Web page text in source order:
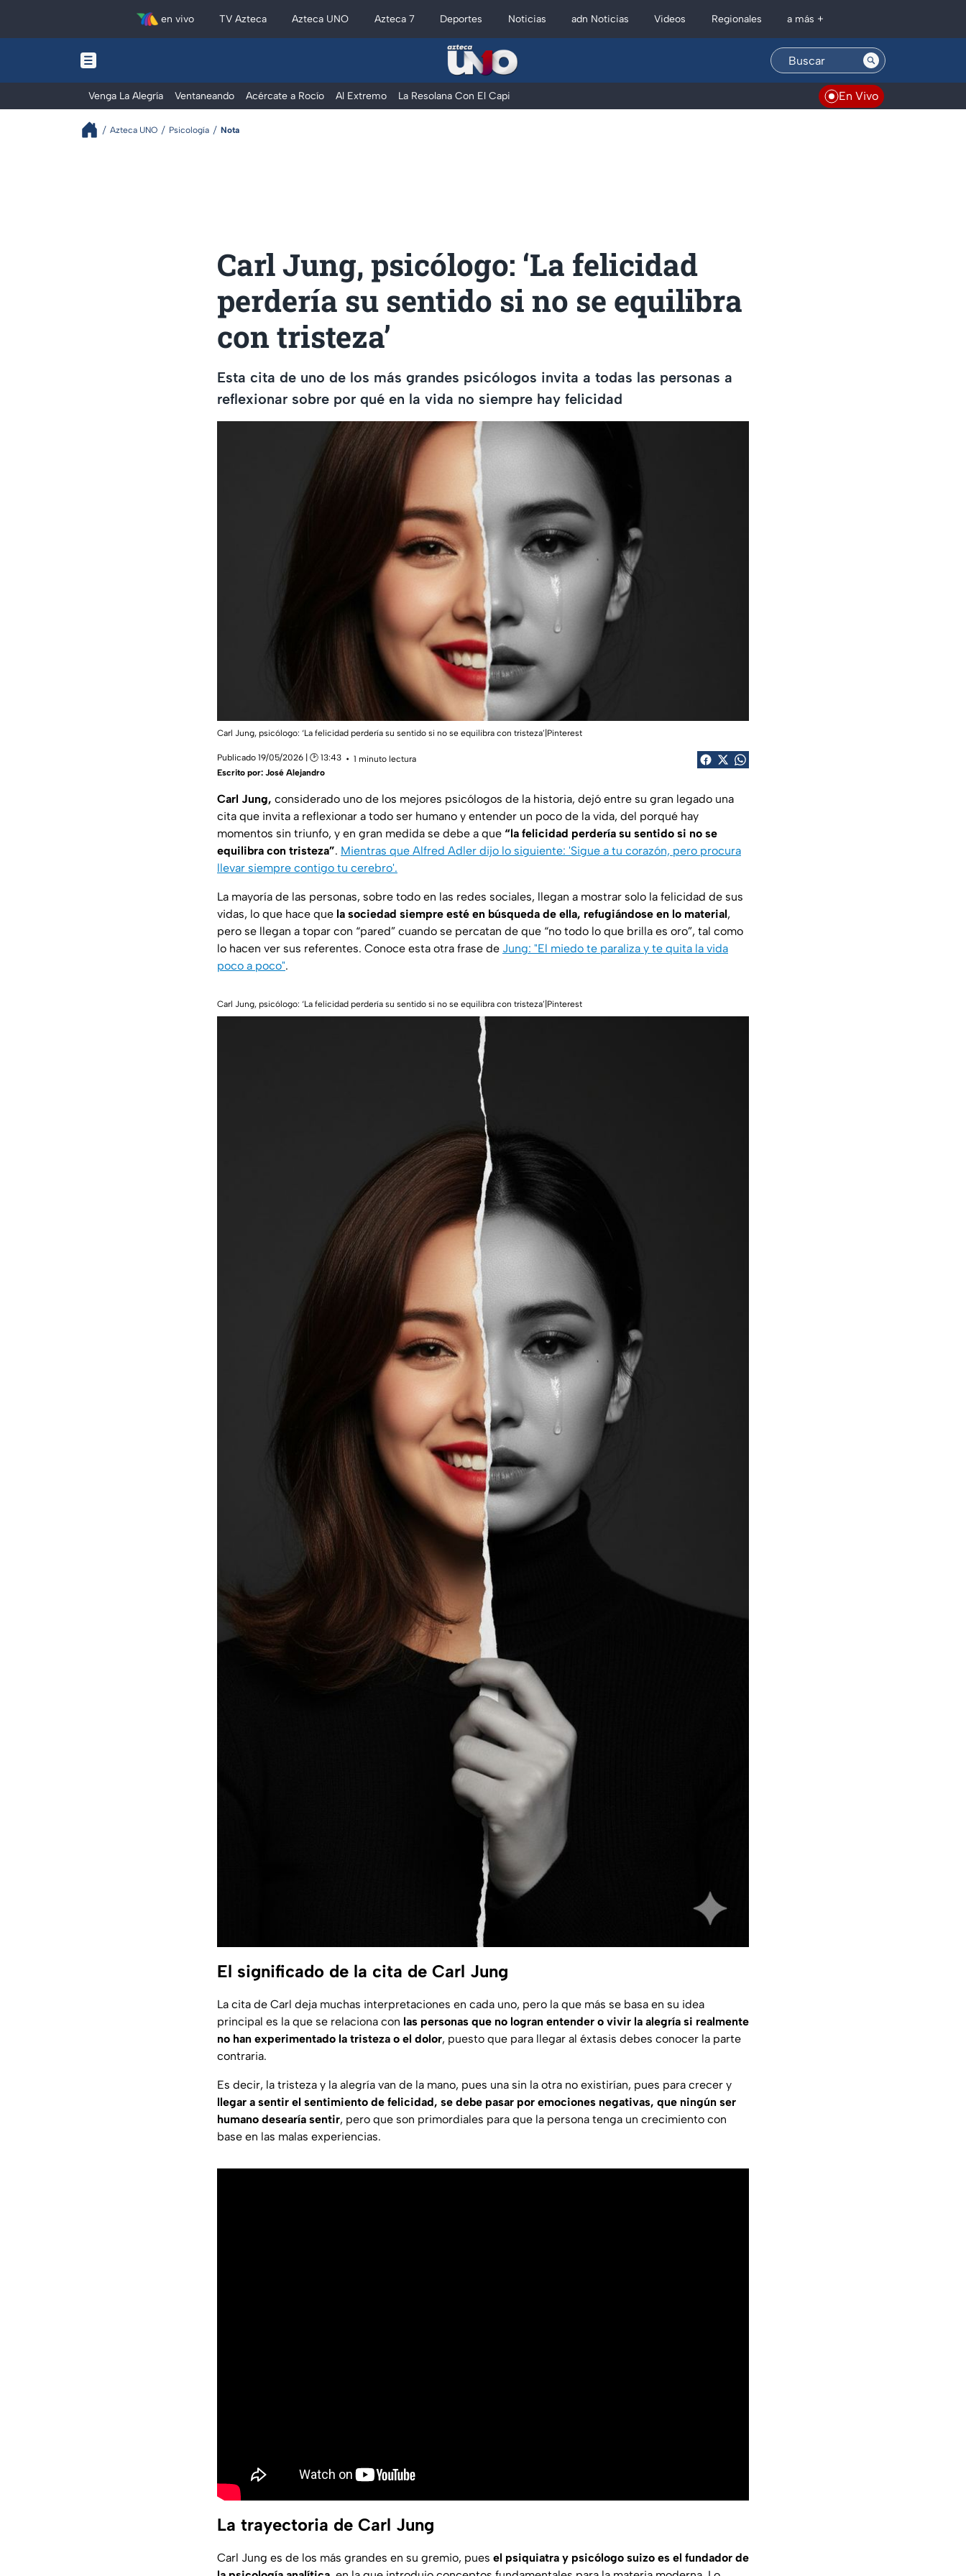
en vivo TV Azteca Azteca UNO Azteca 7 Deportes Noticias adn Noticias Videos Regionales a más +
Venga La Alegría Ventaneando Acércate a Rocío Al Extremo La Resolana Con El Capi En Vivo
Azteca UNO Psicología Nota
Carl Jung, psicólogo: ‘La felicidad
perdería su sentido si no se equilibra
con tristeza’
Esta cita de uno de los más grandes psicólogos invita a todas las personas a
reflexionar sobre por qué en la vida no siempre hay felicidad
Carl Jung, psicólogo: ‘La felicidad perdería su sentido si no se equilibra con tristeza’|Pinterest
Publicado 19/05/2026 | 🕑 13:43
1 minuto lectura
Escrito por: José Alejandro
Carl Jung, considerado uno de los mejores psicólogos de la historia, dejó entre su gran legado una
cita que invita a reflexionar a todo ser humano y entender un poco de la vida, del porqué hay
momentos sin triunfo, y en gran medida se debe a que “la felicidad perdería su sentido si no se
equilibra con tristeza”. Mientras que Alfred Adler dijo lo siguiente: 'Sigue a tu corazón, pero procura
llevar siempre contigo tu cerebro'.
La mayoría de las personas, sobre todo en las redes sociales, llegan a mostrar solo la felicidad de sus
vidas, lo que hace que la sociedad siempre esté en búsqueda de ella, refugiándose en lo material,
pero se llegan a topar con “pared” cuando se percatan de que “no todo lo que brilla es oro”, tal como
lo hacen ver sus referentes. Conoce esta otra frase de Jung: "El miedo te paraliza y te quita la vida
poco a poco".
Carl Jung, psicólogo: ‘La felicidad perdería su sentido si no se equilibra con tristeza’|Pinterest
El significado de la cita de Carl Jung
La cita de Carl deja muchas interpretaciones en cada uno, pero la que más se basa en su idea
principal es la que se relaciona con las personas que no logran entender o vivir la alegría si realmente
no han experimentado la tristeza o el dolor, puesto que para llegar al éxtasis debes conocer la parte
contraria.
Es decir, la tristeza y la alegría van de la mano, pues una sin la otra no existirían, pues para crecer y
llegar a sentir el sentimiento de felicidad, se debe pasar por emociones negativas, que ningún ser
humano desearía sentir, pero que son primordiales para que la persona tenga un crecimiento con
base en las malas experiencias.
La trayectoria de Carl Jung
Carl Jung es de los más grandes en su gremio, pues el psiquiatra y psicólogo suizo es el fundador de